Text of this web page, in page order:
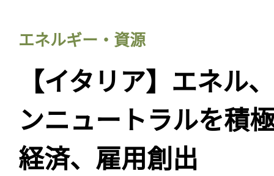
エネルギー・資源
【イタリア】エネル
ンニュートラルを積
経済、雇用創出